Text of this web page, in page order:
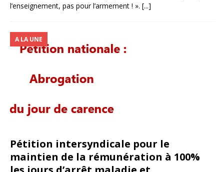
l’enseignement, pas pour l’armement ! ». [...]
Pétition intersyndicale pour le
maintien de la rémunération à 100%
A LA UNE